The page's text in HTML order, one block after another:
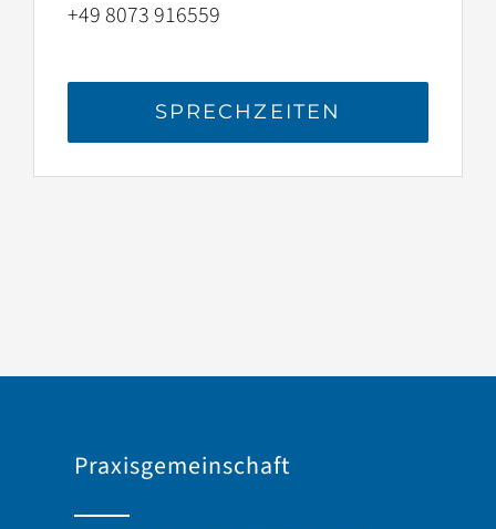
+49 8073 916559
SPRECHZEITEN
Praxisgemeinschaft